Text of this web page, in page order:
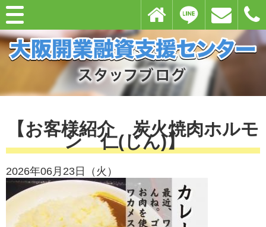
【お客様紹介 炭火焼肉ホルモ
ン 仁(じん)】
2026年06月23日（火）